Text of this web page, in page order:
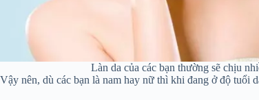
Làn da của các bạn thường sẽ chịu
Vậy nên, dù các bạn là nam hay nữ thì khi đang ở độ tuổi